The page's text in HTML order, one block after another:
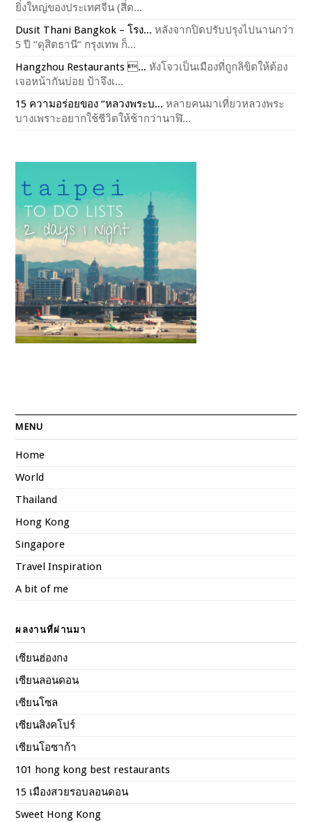
ยิ่งใหญ่ของประเทศจีน (สี่ด...
Dusit Thani Bangkok – โรง... หลังจากปิดปรับปรุงไปนานกว่า
5 ปี “ดุสิตธานี” กรุงเทพ ก็...
Hangzhou Restaurants ... หังโจวเป็นเมืองที่ถูกลิขิตให้ต้อง
เจอหน้ากันบ่อย ป้าจึงเ...
15 ความอร่อยของ “หลวงพระบ... หลายคนมาเที่ยวหลวงพระ
บางเพราะอยากใช้ชีวิตให้ช้ากว่านาฬิ...
MENU
Home
World
Thailand
Hong Kong
Singapore
Travel Inspiration
A bit of me
ผลงานที่ผ่านมา
เซียนฮ่องกง
เซียนลอนดอน
เซียนโซล
เซียนสิงคโปร์
เซียนโอซาก้า
101 hong kong best restaurants
15 เมืองสวยรอบลอนดอน
Sweet Hong Kong